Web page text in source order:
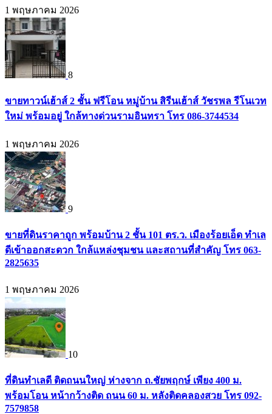
1 พฤษภาคม 2026
8
ขายทาวน์เฮ้าส์ 2 ชั้น ฟรีโอน หมู่บ้าน สิรีนเฮ้าส์ วัชรพล รีโนเวท
ใหม่ พร้อมอยู่ ใกล้ทางด่วนรามอินทรา โทร 086-3744534
1 พฤษภาคม 2026
9
ขายที่ดินราคาถูก พร้อมบ้าน 2 ชั้น 101 ตร.ว. เมืองร้อยเอ็ด ทำเล
ดีเข้าออกสะดวก ใกล้แหล่งชุมชน และสถานที่สำคัญ โทร 063-
2825635
1 พฤษภาคม 2026
10
ที่ดินทำเลดี ติดถนนใหญ่ ห่างจาก ถ.ชัยพฤกษ์ เพียง 400 ม.
พร้อมโอน หน้ากว้างติด ถนน 60 ม. หลังติดคลองสวย โทร 092-
7579858